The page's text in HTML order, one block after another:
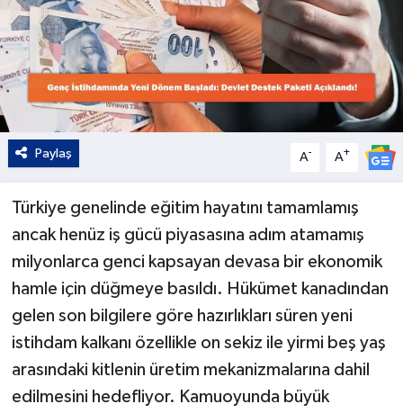
Paylaş A- A+
Türkiye genelinde eğitim hayatını tamamlamış
ancak henüz iş gücü piyasasına adım atamamış
milyonlarca genci kapsayan devasa bir ekonomik
hamle için düğmeye basıldı. Hükümet kanadından
gelen son bilgilere göre hazırlıkları süren yeni
istihdam kalkanı özellikle on sekiz ile yirmi beş yaş
arasındaki kitlenin üretim mekanizmalarına dahil
edilmesini hedefliyor. Kamuoyunda büyük